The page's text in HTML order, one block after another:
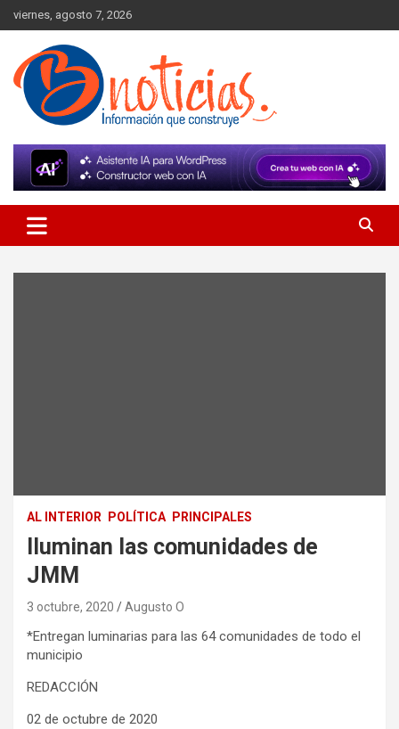
Skip
to
content
viernes, agosto 7, 2026
BNoticias
AL INTERIOR POLÍTICA PRINCIPALES
Iluminan las comunidades de
JMM
3 octubre, 2020 Augusto O
*Entregan luminarias para las 64 comunidades de todo el
municipio
REDACCIÓN
02 de octubre de 2020